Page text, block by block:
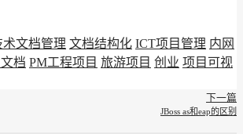
术文档管理 文档结构化 ICT项目管理 内网
档 PM工程项目 旅游项目 创业 项目可视
下一篇
JBoss as和eap的区别